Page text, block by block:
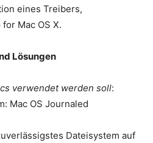
eines Treibers,
Mac OS X.
Lösungen
verwendet werden soll:
Mac OS Journaled
Dateisystem auf